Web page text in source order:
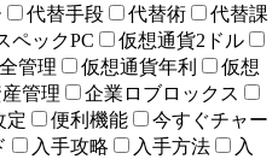
代替手段 代替術
代替課
ペックPC
仮想通貨2ドル
管理 仮想通貨年利
仮想
管理
企業ロブロックス
定 便利機能
今すぐチャー
入手攻略 入手方法
入